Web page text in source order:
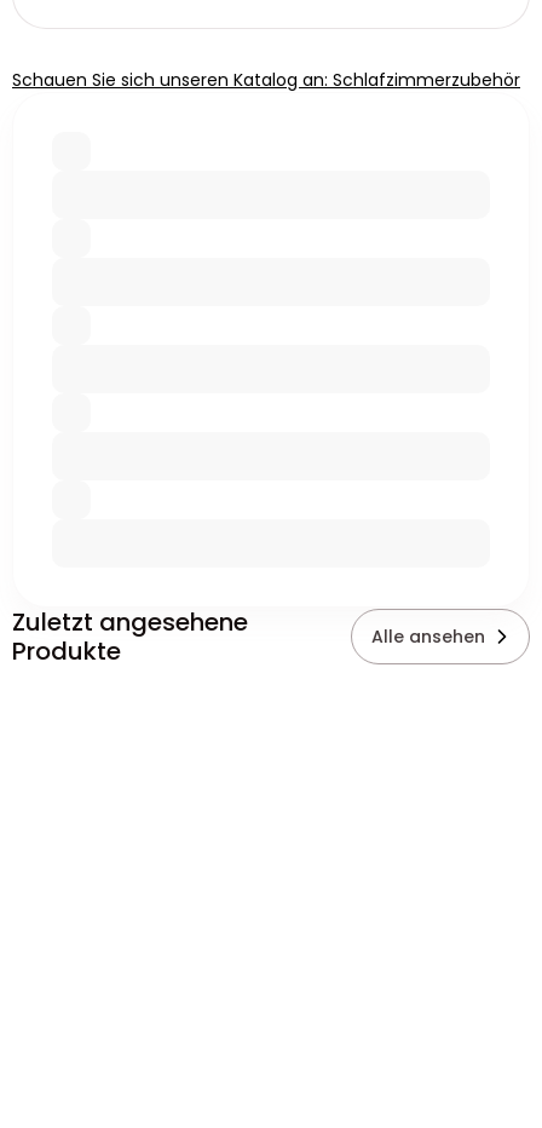
Schauen Sie sich unseren Katalog an: Schlafzimmerzubehör
Zuletzt angesehene
Produkte
Alle ansehen